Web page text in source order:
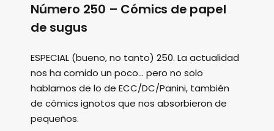
Número 250 – Cómics de papel
de sugus
ESPECIAL (bueno, no tanto) 250. La actualidad
nos ha comido un poco... pero no solo
hablamos de lo de ECC/DC/Panini, también
de cómics ignotos que nos absorbieron de
pequeños.